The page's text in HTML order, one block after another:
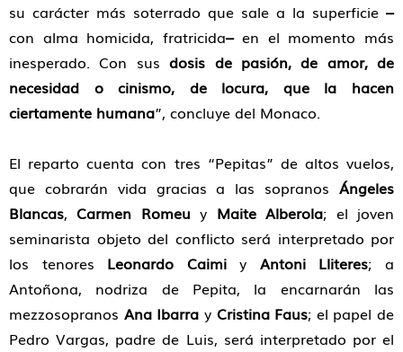
su carácter más soterrado que sale a la superficie –
con alma homicida, fratricida–en el momento más
inesperado. Con susdosis de pasión, de amor, de
necesidad o cinismo, de locura, que la hacen
ciertamente humana”, concluye del Monaco.
El reparto cuenta con tres “Pepitas” de altos vuelos,
que cobrarán vida gracias a las sopranos Ángeles
Blancas,Carmen Romeu y Maite Alberola; el joven
seminarista objeto del conflicto será interpretado por
los tenores Leonardo Caimiy Antoni Lliteres; a
Antoñona, nodriza de Pepita, la encarnarán las
mezzosopranos Ana Ibarra y Cristina Faus; el papel de
Pedro Vargas, padre de Luis, será interpretado por el